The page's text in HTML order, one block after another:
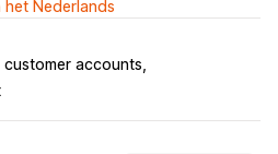
Nederlands
customer accounts